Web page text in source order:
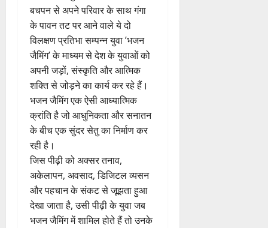
बचपन से अपने परिवार के साथ गंगा
के पावन तट पर आने वाले ये दो
विलक्षण प्रतिभा सम्पन्न युवा ’भजन
जैमिंग’ के माध्यम से देश के युवाओं को
अपनी जड़ों, संस्कृति और आत्मिक
शक्ति से जोड़ने का कार्य कर रहे हैं।
भजन जैमिंग एक ऐसी आध्यात्मिक
क्रांति है जो आधुनिकता और सनातन
के बीच एक सुंदर सेतु का निर्माण कर
रही है।
जिस पीढ़ी को अक्सर तनाव,
अकेलापन, अवसाद, डिजिटल व्यसन
और पहचान के संकट से जूझता हुआ
देखा जाता है, उसी पीढ़ी के युवा जब
भजन जैमिंग में शामिल होते हैं तो उनके